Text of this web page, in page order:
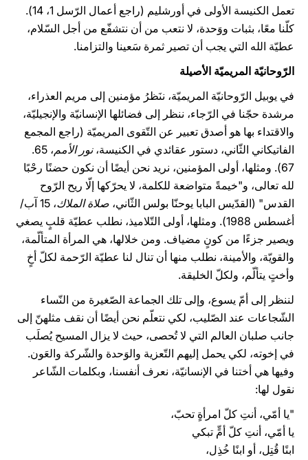
تعمل الكنيسة الأولى في أورشليم (راجع أعمال الرّسل 1، 14).
كلّنا معًا، بثبات ووَحدة، لا نتعب من أن نتشفّع من أجل السّلام،
عطيّة الله التي يجب أن تصير ثمرة سَعينا والتزامنا.
الرّوحانيّة المريميّة الأصيلة
في يوبيل الرّوحانيّة المريميّة، ننَظرُ مؤمنين إلى مريم العذراء،
مرشدة حجّنا في الرّجاء، ننظر إلى فضائلها الإنسانيّة والإنجيليّة،
والاقتداء بها هو أصدق تعبير عن التّقوى المريميّة (راجع المجمع
الفاتيكاني الثّاني، دستور عقائدي في الكنيسة،نور الأمم
، 65.
67). ومثلها، أولى المؤمنين، نريد نحن أيضًا أن نكون حضنًا رحْبًا
لله تعالى، و"خيمةً متواضعة للكلمة، لا يحرّكها إلّا ريح الرّوح
القدس" (القدّيس البابا يوحنّا بولس الثّاني، صلاة الملاك
، 15 آب/
أغسطس 1988). ومثلها، أولى التّلاميذ، نطلب عطيّة قلبٍ يصغي
ويصير جزءًا من كونٍ مضياف. ومن خلالها، هي المرأة المتألّمة،
والقويّة، والأمينة، نطلب منها أن تنال لنا عطيّة الرّحمة لكلّ أخٍ
وأختٍ يتألّم، ولكلّ الخليقة.
لننظر إلى أمّ يسوع، وإلى تلك الجماعة الصّغيرة من النّساء
الشّجاعات عند الصّليب، لكي نتعلّم نحن أيضًا أن نقف مثلهنّ إلى
جانب صلبان العالم التي لا تُحصى، حيث لا يزال المسيح يُصلَب
في إخوته، لكي يحمل إليهم التّعزية والوَحدة والشّركة والعَون.
وفيها هي أختنا في الإنسانيّة، نعرف أنفسنا، وبكلمات الشّاعر
نقول لها:
"يا أمّي، أنتِ كلّ امرأةٍ تحبّ،
يا أمّي، أنتِ كلّ أمٍّ تبكي
ابنًا قُتِل، أو ابنًا خُذِل،